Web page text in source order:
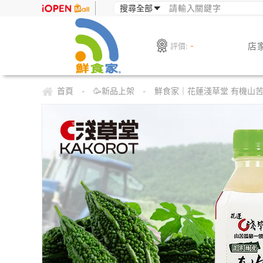
評價: - 店
首頁 - 🥳新品上架 - 鮮食家｜花蓮淺草堂 有機山